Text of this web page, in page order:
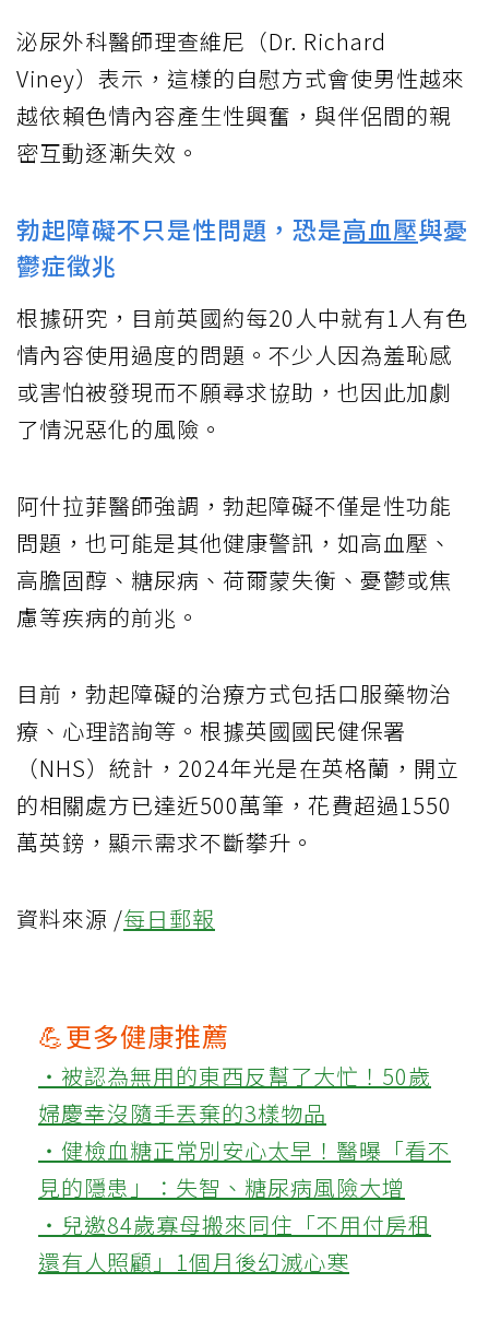
泌尿外科醫師理查維尼（Dr. Richard
Viney）表示，這樣的自慰方式會使男性越來
越依賴色情內容產生性興奮，與伴侶間的親
密互動逐漸失效。
勃起障礙不只是性問題，恐是高血壓與憂
鬱症徵兆
根據研究，目前英國約每20人中就有1人有色
情內容使用過度的問題。不少人因為羞恥感
或害怕被發現而不願尋求協助，也因此加劇
了情況惡化的風險。
阿什拉菲醫師強調，勃起障礙不僅是性功能
問題，也可能是其他健康警訊，如高血壓、
高膽固醇、糖尿病、荷爾蒙失衡、憂鬱或焦
慮等疾病的前兆。
目前，勃起障礙的治療方式包括口服藥物治
療、心理諮詢等。根據英國國民健保署
（NHS）統計，2024年光是在英格蘭，開立
的相關處方已達近500萬筆，花費超過1550
萬英鎊，顯示需求不斷攀升。
資料來源 /每日郵報
💪更多健康推薦
‧被認為無用的東西反幫了大忙！50歲
婦慶幸沒隨手丟棄的3樣物品
‧健檢血糖正常別安心太早！醫曝「看不
見的隱患」：失智、糖尿病風險大增
‧兒邀84歲寡母搬來同住「不用付房租
還有人照顧」1個月後幻滅心寒